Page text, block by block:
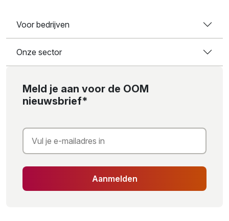
Voor bedrijven
Onze sector
Meld je aan voor de OOM
nieuwsbrief*
Aanmelden